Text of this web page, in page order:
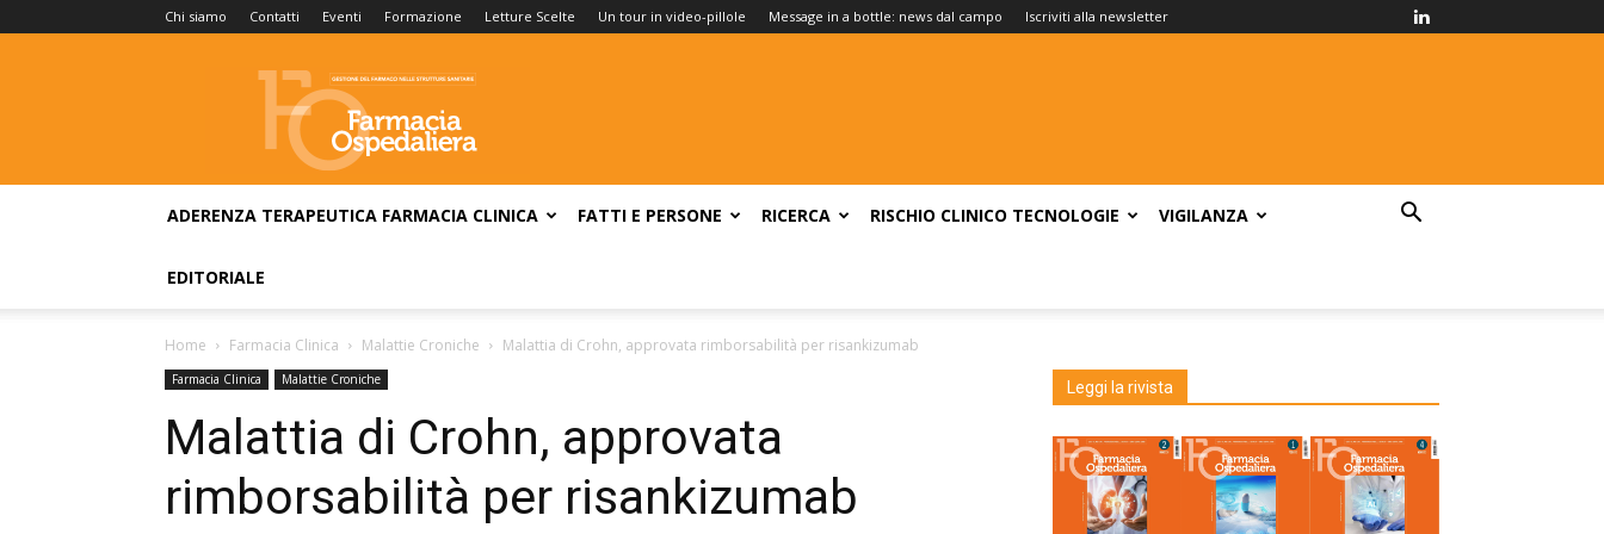
Chi siamo Contatti Eventi Formazione Letture Scelte Un tour in video-pillole Message in a bottle: news dal campo Iscriviti alla newsletter
Farmacia
Ospedaliera
ADERENZA TERAPEUTICA FARMACIA CLINICA FATTI E PERSONE RICERCA RISCHIO CLINICO TECNOLOGIE VIGILANZA
EDITORIALE
Home Farmacia Clinica Malattie Croniche Malattia di Crohn, approvata rimborsabilità per risankizumab
Farmacia Clinica Malattie Croniche
Malattia di Crohn, approvata
rimborsabilità per risankizumab
Leggi la rivista